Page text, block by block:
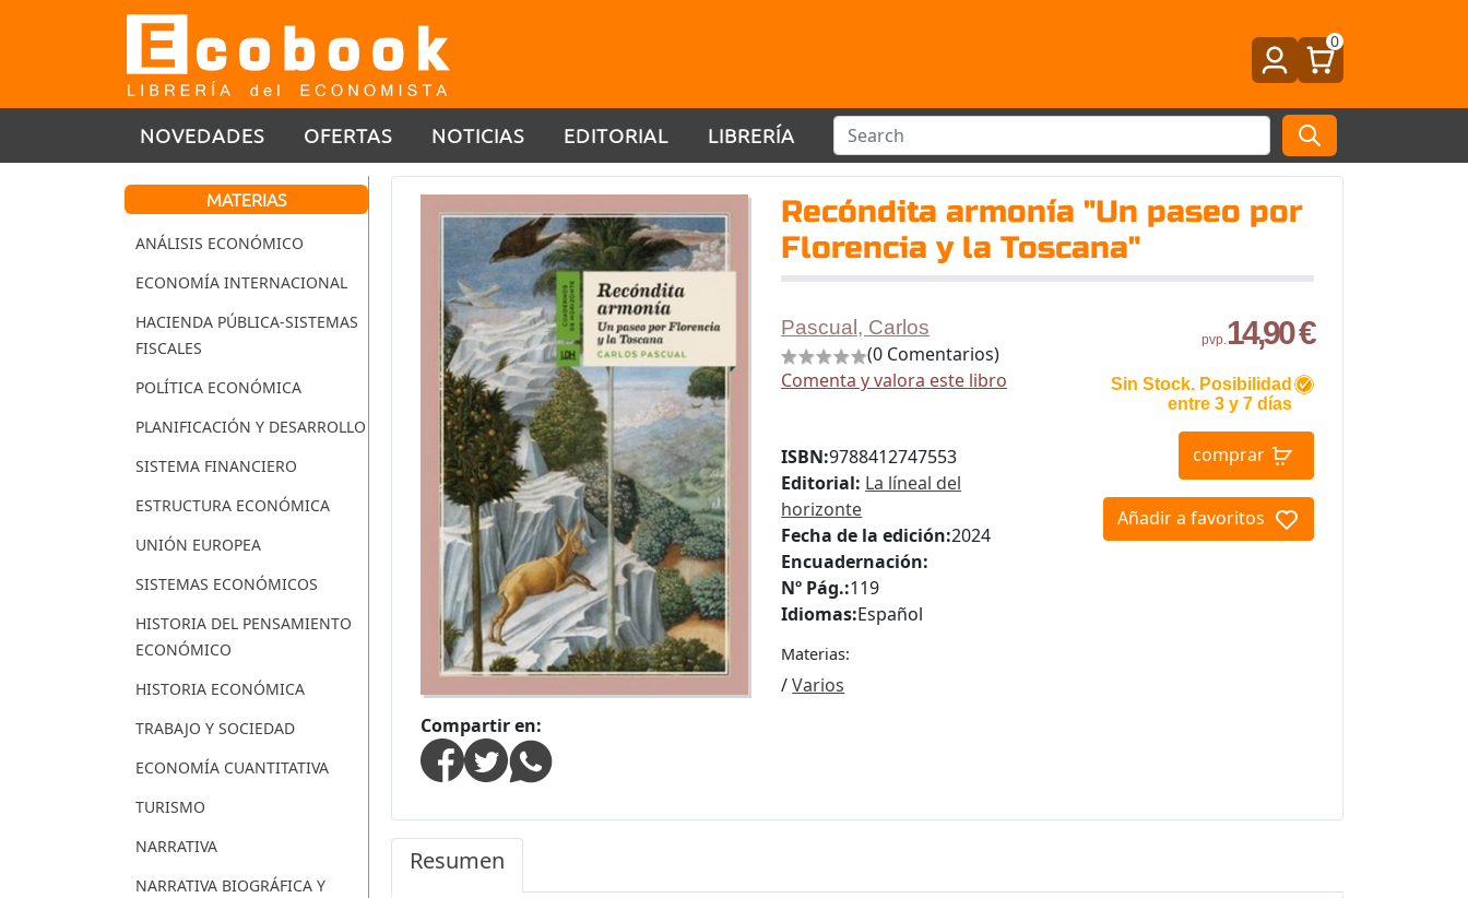
0
NOVEDADES OFERTAS NOTICIAS EDITORIAL LIBRERÍA
MATERIAS
ANÁLISIS ECONÓMICO
ECONOMÍA INTERNACIONAL
HACIENDA PÚBLICA-SISTEMAS
FISCALES
POLÍTICA ECONÓMICA
PLANIFICACIÓN Y DESARROLLO
SISTEMA FINANCIERO
ESTRUCTURA ECONÓMICA
UNIÓN EUROPEA
SISTEMAS ECONÓMICOS
HISTORIA DEL PENSAMIENTO
ECONÓMICO
HISTORIA ECONÓMICA
TRABAJO Y SOCIEDAD
ECONOMÍA CUANTITATIVA
TURISMO
NARRATIVA
NARRATIVA BIOGRÁFICA Y
Recóndita armonía "Un paseo por
Florencia y la Toscana"
Compartir en:
Pascual, Carlos
(0 Comentarios)
Comenta y valora este libro
pvp.14,90 €
Sin Stock. Posibilidad
entre 3 y 7 días
comprar
Añadir a favoritos
ISBN:9788412747553
Editorial: La líneal del
horizonte
Fecha de la edición:2024
Encuadernación:
Nº Pág.:119
Idiomas:Español
Materias:
/Varios
Resumen